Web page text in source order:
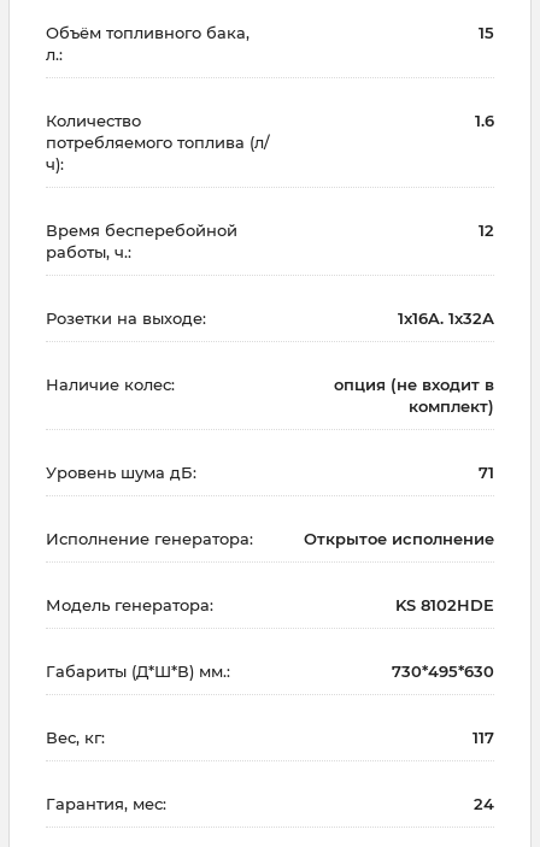
Объём топливного бака,
л.:
15
Количество
потребляемого топлива (л/
ч):
1.6
Время бесперебойной
работы, ч.:
12
Розетки на выходе: 1x16A. 1х32А
Наличие колес:
опция (не входит в
комплект)
Уровень шума дБ: 71
Исполнение генератора: Открытое исполнение
Модель генератора: KS 8102HDE
Габариты (Д*Ш*В) мм.: 730*495*630
Вес, кг: 117
Гарантия, мес: 24